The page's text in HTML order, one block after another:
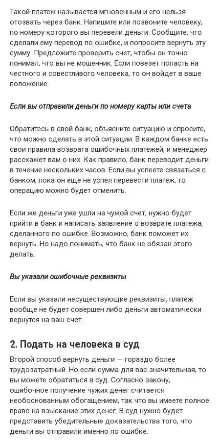
Такой платеж называется мгновенным и его нельзя
отозвать через банк. Напишите или позвоните человеку,
по номеру которого вы перевели деньги. Сообщите, что
сделали ему перевод по ошибке, и попросите вернуть эту
сумму. Предложите проверить счет, чтобы он точно
понимал, что вы не мошенник. Если повезет попасть на
честного и совестливого человека, то он войдет в ваше
положение.
Если вы отправили деньги по номеру карты или счета
Обратитесь в свой банк, объясните ситуацию и спросите,
что можно сделать в этой ситуации. В каждом банке есть
свои правила возврата ошибочных платежей, и менеджер
расскажет вам о них. Как правило, банк переводит деньги
в течение нескольких часов. Если вы успеете связаться с
банком, пока он еще не успел перевести платеж, то
операцию можно будет отменить.
Если же деньги уже ушли на чужой счет, нужно будет
прийти в банк и написать заявление о возврате платежа,
сделанного по ошибке. Возможно, банк поможет их
вернуть. Но надо понимать, что банк не обязан этого
делать.
Вы указали ошибочные реквизиты
Если вы указали несуществующие реквизиты, платеж
вообще не будет совершен либо деньги автоматически
вернутся на ваш счет.
2. Подать на человека в суд
Второй способ вернуть деньги — гораздо более
трудозатратный. Но если сумма для вас значительная, то
вы можете обратиться в суд. Согласно закону,
ошибочное получение чужих денег считается
необоснованным обогащением, так что вы имеете полное
право на взыскание этих денег. В суд нужно будет
представить убедительные доказательства того, что
деньги вы отправили именно по ошибке.